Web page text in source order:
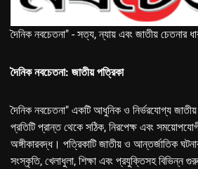
দৈনিক নবচেতনা" - সত্য, ন্যায় এবং জাতীয় চেতনার
দৈনিক নবচেতনা: জাতীয় পত্রিকা
দৈনিক নবচেতনা" একটি আধুনিক ও নির্ভরযোগ্য জাতীয়
প্রতিটি প্রান্ত থেকে সঠিক, নিরপেক্ষ এবং
অঙ্গীকারবদ্ধ। পত্রিকাটি জাতীয় ও আন্তর্জাতিক
সংস্কৃতি, খেলাধুলা, শিক্ষা এবং প্রযুক্তিসহ বিভিন্ন